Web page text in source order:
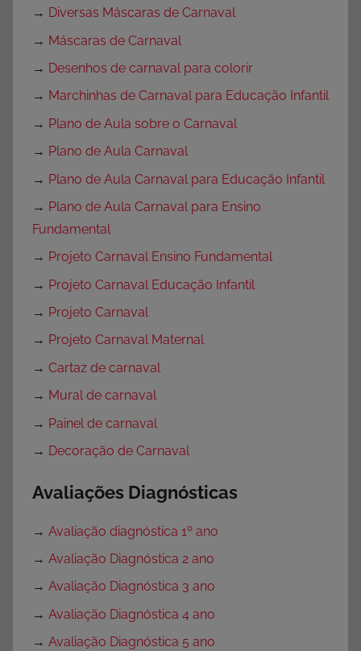
→ Diversas Máscaras de Carnaval
→ Máscaras de Carnaval
→ Desenhos de carnaval para colorir
→ Marchinhas de Carnaval para Educação Infantil
→ Plano de Aula sobre o Carnaval
→ Plano de Aula Carnaval
→ Plano de Aula Carnaval para Educação Infantil
→ Plano de Aula Carnaval para Ensino
Fundamental
→ Projeto Carnaval Ensino Fundamental
→ Projeto Carnaval Educação Infantil
→ Projeto Carnaval
→ Projeto Carnaval Maternal
→ Cartaz de carnaval
→ Mural de carnaval
→ Painel de carnaval
→ Decoração de Carnaval
Avaliações Diagnósticas
→ Avaliação diagnóstica 1º ano
→ Avaliação Diagnóstica 2 ano
→ Avaliação Diagnóstica 3 ano
→ Avaliação Diagnóstica 4 ano
→ Avaliação Diagnóstica 5 ano